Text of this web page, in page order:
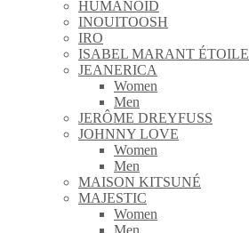
HUMANOID
INOUITOOSH
IRO
ISABEL MARANT ÉTOILE
JEANERICA
Women
Men
JERÔME DREYFUSS
JOHNNY LOVE
Women
Men
MAISON KITSUNÉ
MAJESTIC
Women
Men